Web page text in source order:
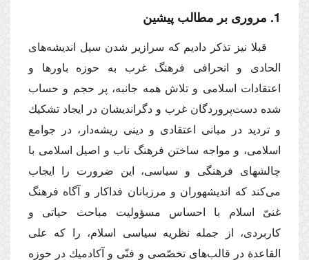
1. مرورى بر مطالب پیشین
قبلا نیز تذكر دادیم كه سرازیر شدن سیل اندیشه‌هاى
الحادى و انحرافى فرهنگ غرب به حوزه باورها و
اعتقادات اسلامى و تلاش همه جانبه، پر حجم و حساب
شده دست‌پروردگان غرب و دگراندیشان در ایجاد تشكیك
و تردید در مبانى اعتقادى و دینى ریشه‌دار، در جوامع
اسلامى، و مواجه ساختن فرهنگ ناب و اصیل اسلامى با
چالشهاى فرهنگى و سیاسى، این ضرورت را ایجاب
مى‌كند كه اندیشهوران و مرزبانان فداكار و آگاه فرهنگ
غنىّ اسلام با احساس مسؤولیت مباحث حیاتى و
كاربردى، از جمله نظریه سیاسى اسلام، را كه على
القاعدة در قالب‌هاى تخصّصى و فنّى و آكادمیك در حوزه